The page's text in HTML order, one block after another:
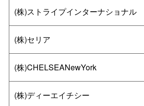
(株)ストライプインターナショナル
(株)セリア
(株)CHELSEANewYork
(株)ディーエイチシー